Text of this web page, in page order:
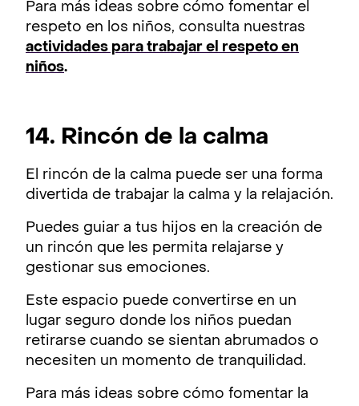
Para más ideas sobre cómo fomentar el
respeto en los niños, consulta nuestras
actividades para trabajar el respeto en
niños.
14. Rincón de la calma
El rincón de la calma puede ser una forma
divertida de trabajar la calma y la relajación.
Puedes guiar a tus hijos en la creación de
un rincón que les permita relajarse y
gestionar sus emociones.
Este espacio puede convertirse en un
lugar seguro donde los niños puedan
retirarse cuando se sientan abrumados o
necesiten un momento de tranquilidad.
Para más ideas sobre cómo fomentar la